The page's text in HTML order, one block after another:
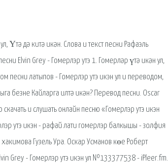
Үтә дә китә икән. Слова и текст песни Рафаэль
Elvin Grey - Гомерлэр утэ 1. Гомерләр үтә икән ул,
песни латыпов - Гомерлэр утэ икэн ул и переводом,
безне Кайларга илтә икән? Перевод песни. Oscar
и слушать онлайн песню «Гомерлэр утэ икэн
утэ икэн - рафай лати гомерлэр балкышы - золфия
Гузель Ура. Оскар Усманов көе Роберт
Grey - Гомерлэр утэ икэн ул №133377538 - iPleer.fm.